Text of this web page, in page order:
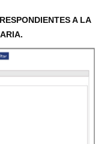
A LA